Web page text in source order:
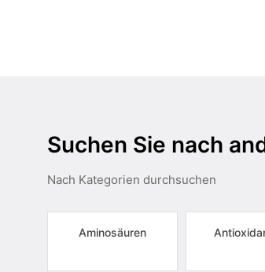
Suchen Sie nach
Nach Kategorien durchsuchen
Aminosäuren